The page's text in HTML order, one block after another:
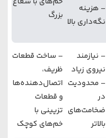
– هزینه
نگه‌داری بالا
بزرگ
– نیازمند
نیروی زیاد
– محدودیت
در
ضخامت‌های
بالاتر
– ساخت قطعات
ظریف،
اتصال‌دهنده‌ها
و قطعات
تزیینی با
خم‌های کوچک